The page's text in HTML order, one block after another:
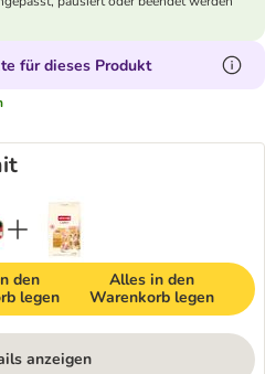
für dieses Produkt
den
legen
Alles in den
Warenkorb legen
anzeigen